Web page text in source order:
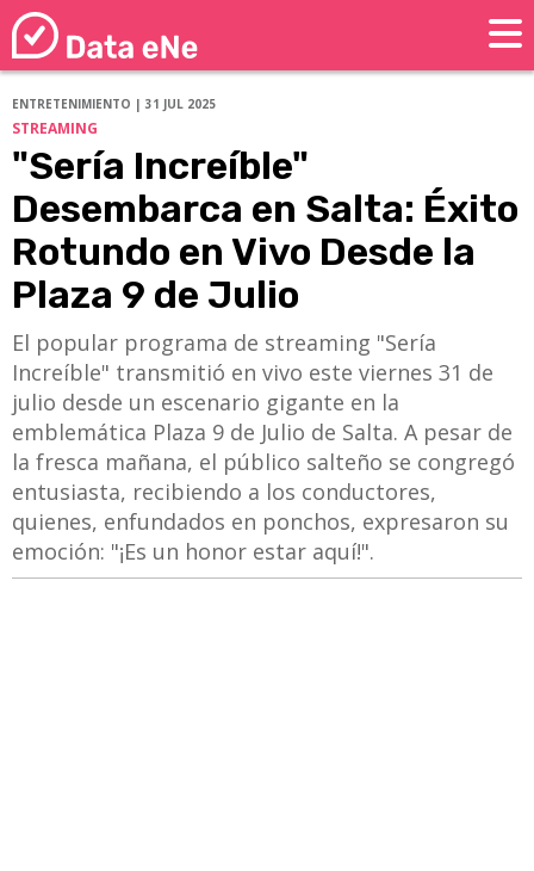
ENTRETENIMIENTO | 31 JUL 2025
STREAMING
"Sería Increíble"
Desembarca en Salta: Éxito
Rotundo en Vivo Desde la
Plaza 9 de Julio
El popular programa de streaming "Sería
Increíble" transmitió en vivo este viernes 31 de
julio desde un escenario gigante en la
emblemática Plaza 9 de Julio de Salta. A pesar de
la fresca mañana, el público salteño se congregó
entusiasta, recibiendo a los conductores,
quienes, enfundados en ponchos, expresaron su
emoción: "¡Es un honor estar aquí!".